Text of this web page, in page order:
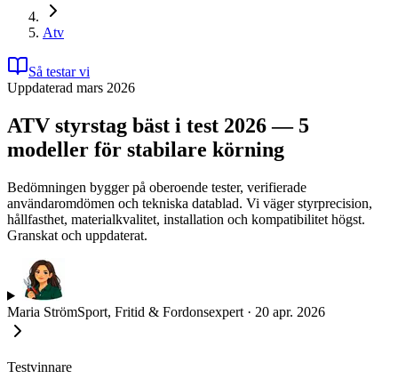
Atv
Så testar vi
Uppdaterad mars 2026
ATV styrstag bäst i test 2026 — 5
modeller för stabilare körning
Bedömningen bygger på oberoende tester, verifierade
användaromdömen och tekniska datablad. Vi väger styrprecision,
hållfasthet, materialkvalitet, installation och kompatibilitet högst.
Granskat och uppdaterat.
Maria StrömSport, Fritid & Fordonsexpert · 20 apr. 2026
Testvinnare